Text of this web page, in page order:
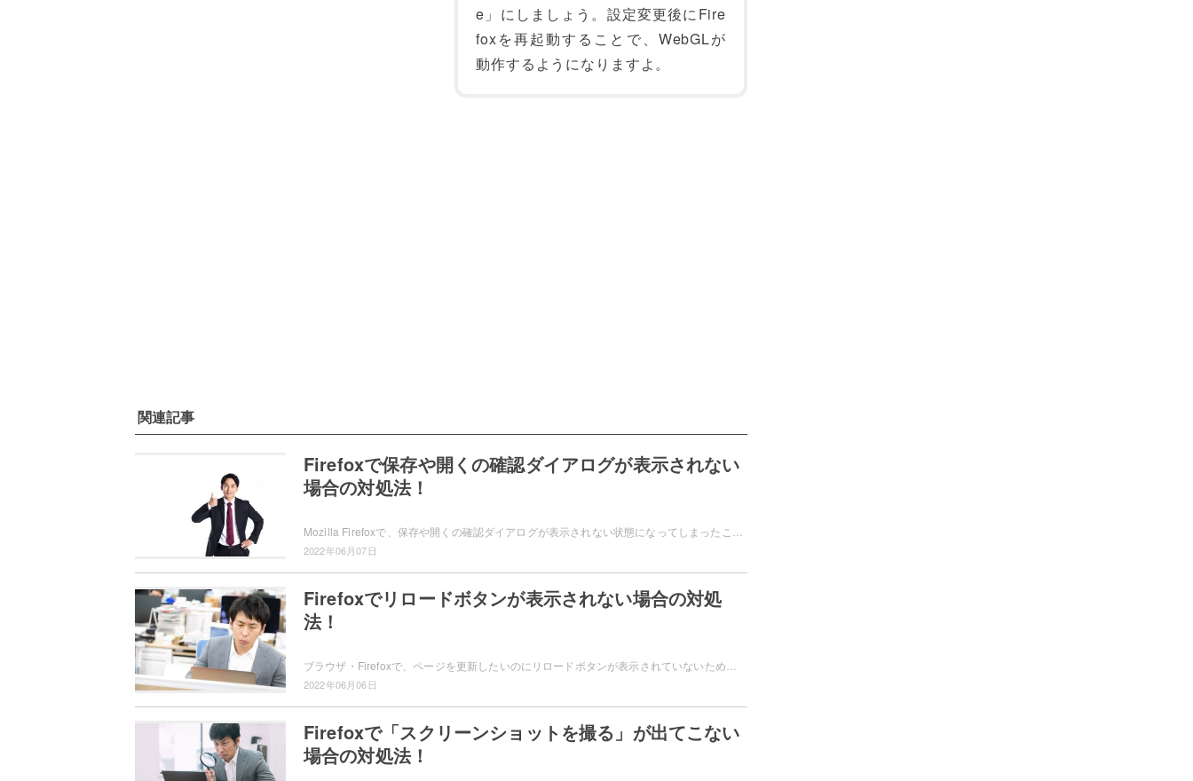
e」にしましょう。設定変更後にFire
foxを再起動することで、WebGLが
動作するようになりますよ。
関連記事
Firefoxで保存や開くの確認ダイアログが表示されない
場合の対処法！
2022年06月07日
Firefoxでリロードボタンが表示されない場合の対処
法！
2022年06月06日
Firefoxで「スクリーンショットを撮る」が出てこない
場合の対処法！